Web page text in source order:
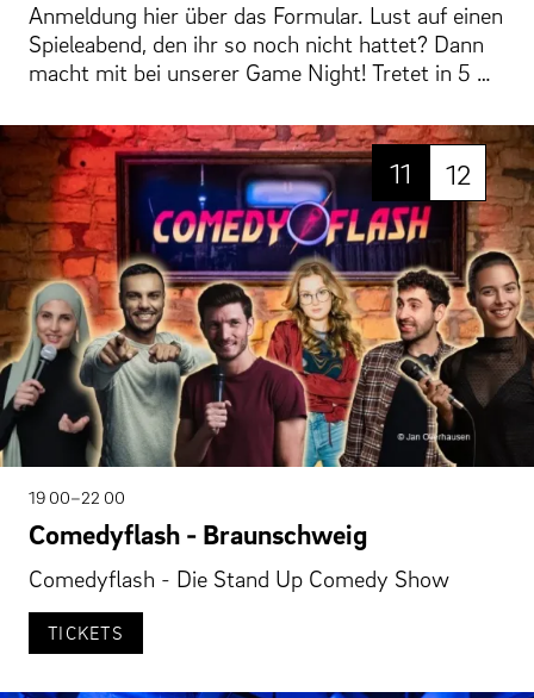
Anmeldung hier über das Formular. Lust auf einen
Spieleabend, den ihr so noch nicht hattet? Dann
macht mit bei unserer Game Night! Tretet in 5 …
11 12
19 00–22 00
Comedyflash - Braunschweig
Comedyflash - Die Stand Up Comedy Show
TICKETS